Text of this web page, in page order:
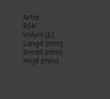
Artnr
RSK
Volym (L)
Längd (mm)
Bredd (mm)
Höjd (mm)